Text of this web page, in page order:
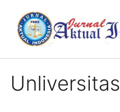
content
Unliversitas